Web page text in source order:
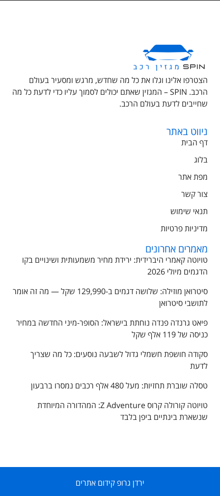
הצטרפו אלינו וגלו את כל מה שחדש, מרגש ומסעיר בעולם
הרכב. SPIN – המגזין שאתם יכולים לסמוך עליו כדי לדעת כל מה
שחייבים לדעת בעולם הרכב.
ניווט באתר
דף הבית
בלוג
מפת אתר
צור קשר
תנאי שימוש
מדיניות פרטיות
מאמרים אחרונים
טויוטה קאמרי היברידית: ירידת מחיר משמעותית ושינויים בקו
הדגמים מיולי 2026
סיטרואן מוזילה: שלושה דגמים ב-129,990 שקל — מה זה אומר
לתושבי סיטרואן
פיאט גרנדה פנדה נוחתת בישראל: הסופר-מיני החדשה במחיר
כניסה של 119 אלף שקל
סקודה חושפת חשמלי גדול לשבעה נוסעים: כל מה שצריך
לדעת
טסלה שוברת תחזיות: מעל 480 אלף רכבים נמסרו ברבעון
טויוטה קורולה קרוס Z Adventure: המהדורה המיוחדת
שנשארת בינתיים ביפן בלבד
ירדן גרופ קידום אתרים